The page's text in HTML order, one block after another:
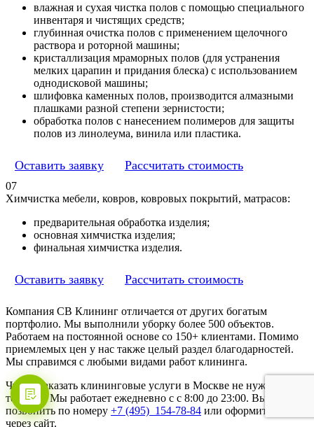
влажная и сухая чистка полов с помощью специального
инвентаря и чистящих средств;
глубинная очистка полов с применением щелочного
раствора и роторной машины;
кристаллизация мраморных полов (для устранения
мелких царапин и придания блеска) с использованием
однодисковой машины;
шлифовка каменных полов, производится алмазными
плашками разной степени зернистости;
обработка полов с нанесением полимеров для защиты
полов из линолеума, винила или пластика.
Оставить заявку Рассчитать стоимость
07
Химчистка мебели, ковров, ковровых покрытий, матрасов:
предварительная обработка изделия;
основная химчистка изделия;
финальная химчистка изделия.
Оставить заявку Рассчитать стоимость
Компания СВ Клининг отличается от других богатым
портфолио. Мы выполнили уборку более 500 объектов.
Работаем на постоянной основе со 150+ клиентами. Помимо
приемлемых цен у нас также целый раздел благодарностей.
Мы справимся с любыми видами работ клининга.
Чтобы заказать клининговые услуги в Москве не нужно куда-
то ехать. Мы работает ежедневно с с 8:00 до 23:00. Вы можете
позвонить по номеру +7 (495) 154-78-84 или оформить заказ
через сайт.